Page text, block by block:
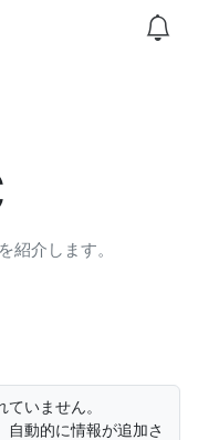
紹介します。
いません。
自動的に情報が追加さ